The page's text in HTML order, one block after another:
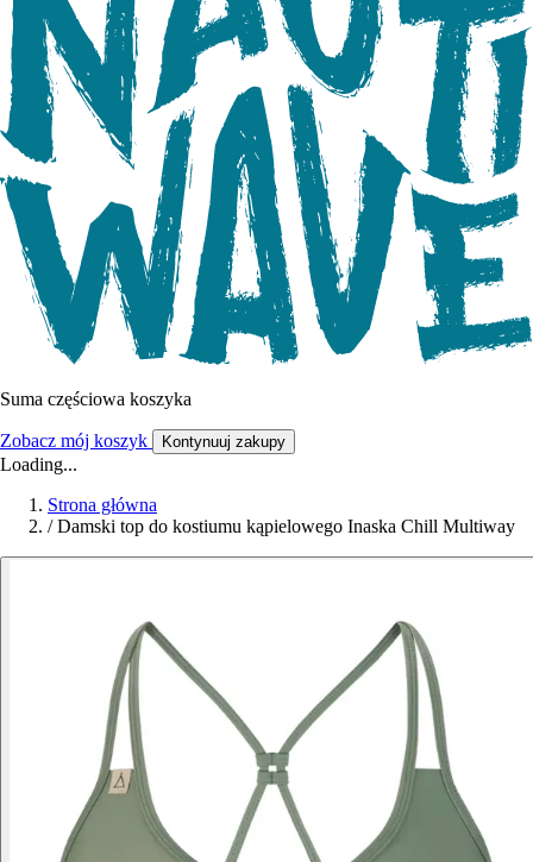
Suma częściowa koszyka
Zobacz mój koszyk Kontynuuj zakupy
Loading...
Strona główna
/ Damski top do kostiumu kąpielowego Inaska Chill Multiway